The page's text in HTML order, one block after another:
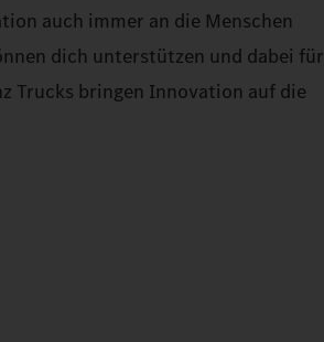
auch immer an die Menschen
dich unterstützen und dabei für
Trucks bringen Innovation auf die